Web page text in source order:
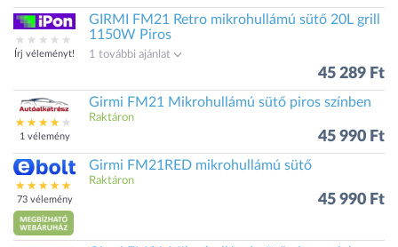
Írj véleményt!
GIRMI FM21 Retro mikrohullámú sütő 20L grill
1150W Piros
1 további ajánlat
45 289 Ft
1 vélemény
Girmi FM21 Mikrohullámú sütő piros színben
Raktáron
45 990 Ft
73 vélemény
Girmi FM21RED mikrohullámú sütő
Raktáron
45 990 Ft